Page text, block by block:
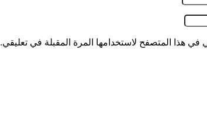
في هذا المتصفح لاستخدامها المرة المقبلة في تعليقي.